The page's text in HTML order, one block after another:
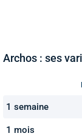
Archos : ses
1 semaine
1 mois